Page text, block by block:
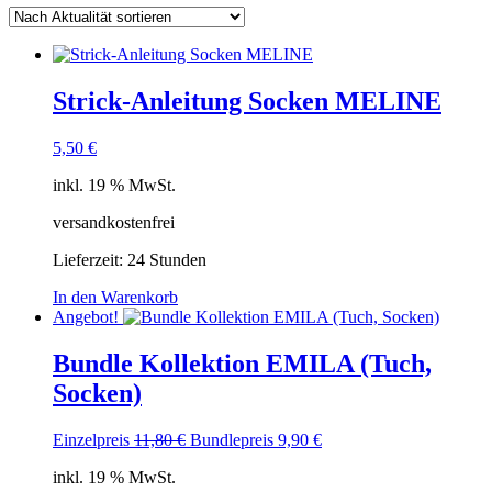
Strick-Anleitung Socken MELINE
5,50 €
inkl. 19 % MwSt.
versandkostenfrei
Lieferzeit: 24 Stunden
In den Warenkorb
Angebot!
Bundle Kollektion EMILA (Tuch,
Socken)
Einzelpreis 11,80€ Ursprünglicher
Bundlepreis 9,90 €Aktueller
inkl. 19 % MwSt.